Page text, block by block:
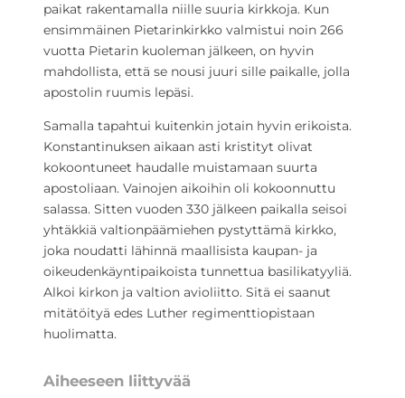
paikat rakentamalla niille suuria kirkkoja. Kun
ensimmäinen Pietarinkirkko valmistui noin 266
vuotta Pietarin kuoleman jälkeen, on hyvin
mahdollista, että se nousi juuri sille paikalle, jolla
apostolin ruumis lepäsi.
Samalla tapahtui kuitenkin jotain hyvin erikoista.
Konstantinuksen aikaan asti kristityt olivat
kokoontuneet haudalle muistamaan suurta
apostoliaan. Vainojen aikoihin oli kokoonnuttu
salassa. Sitten vuoden 330 jälkeen paikalla seisoi
yhtäkkiä valtionpäämiehen pystyttämä kirkko,
joka noudatti lähinnä maallisista kaupan- ja
oikeudenkäyntipaikoista tunnettua basilikatyyliä.
Alkoi kirkon ja valtion avioliitto. Sitä ei saanut
mitätöityä edes Luther regimenttiopistaan
huolimatta.
Aiheeseen liittyvää